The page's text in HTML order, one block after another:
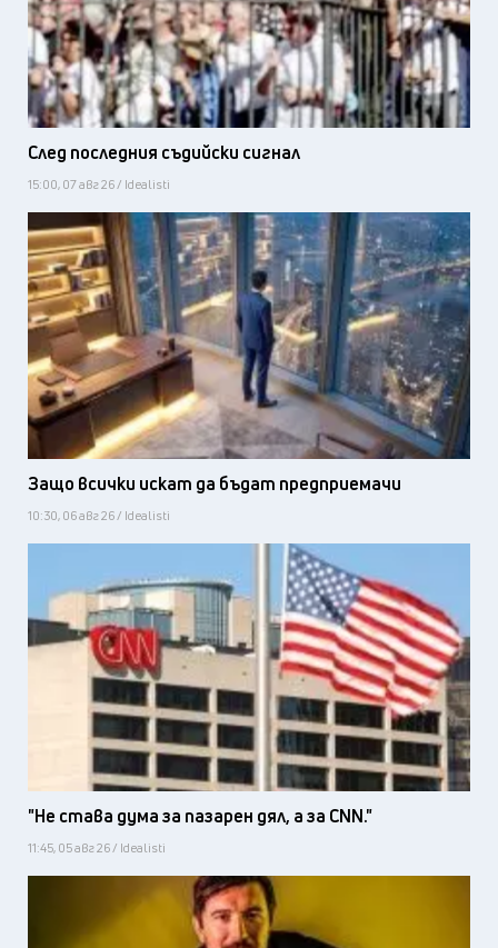
След последния съдийски сигнал
15:00, 07 авг 26 / Idealisti
Защо всички искат да бъдат предприемачи
10:30, 06 авг 26 / Idealisti
"Не става дума за пазарен дял, а за CNN."
11:45, 05 авг 26 / Idealisti